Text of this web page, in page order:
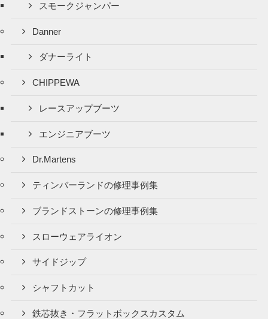
スモークジャンパー
Danner
ダナーライト
CHIPPEWA
レースアップブーツ
エンジニアブーツ
Dr.Martens
ティンバーランドの修理事例集
ブランドストーンの修理事例集
スローウェアライオン
サイドジップ
シャフトカット
鉄芯抜き・フラットボックスカスタム